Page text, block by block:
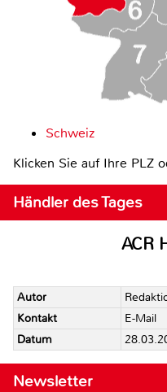
Schweiz
Klicken Sie auf Ihre PLZ
Händler des Tages
ACR
Autor
Kontakt
E-Mail
Datum
Newsletter